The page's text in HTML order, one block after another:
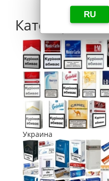
RU
Категории
Украина